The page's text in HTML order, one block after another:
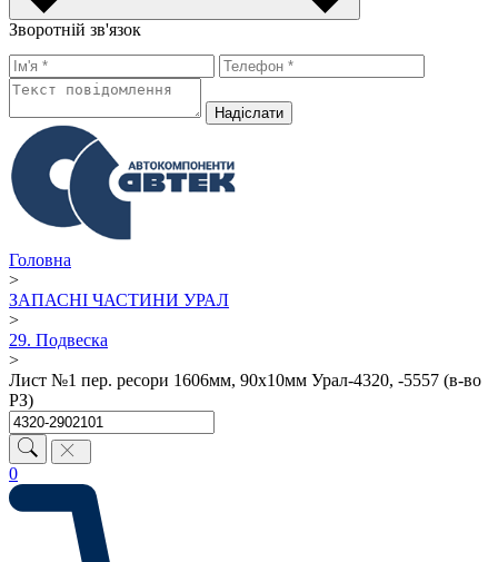
Зворотній зв'язок
Надiслати
Головна
>
ЗАПАСНІ ЧАСТИНИ УРАЛ
>
29. Подвеска
>
Лист №1 пер. ресори 1606мм, 90х10мм Урал-4320, -5557 (в-во
РЗ)
0